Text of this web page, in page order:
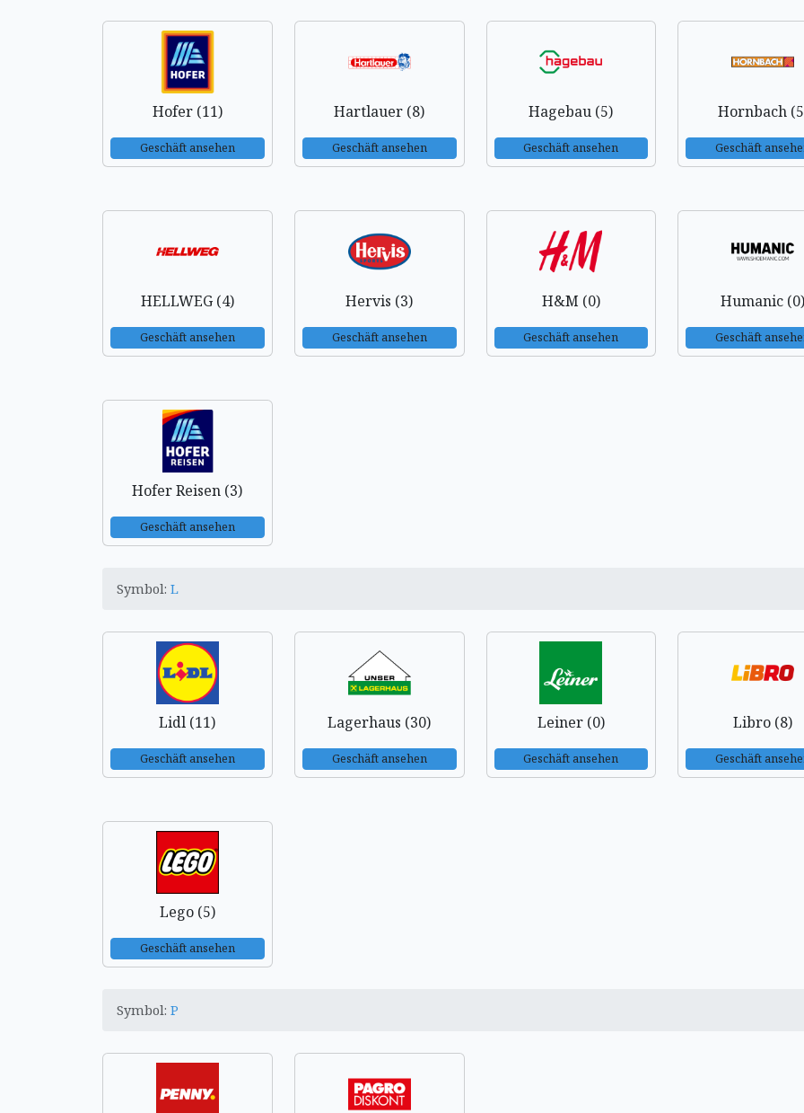
Hofer (11)
Geschäft ansehen
Hartlauer (8)
Geschäft ansehen
Hagebau (5)
Geschäft ansehen
Hornbach
Geschäft
HELLWEG (4)
Geschäft ansehen
Hervis (3)
Geschäft ansehen
H&M (0)
Geschäft ansehen
Humanic
Geschäft
Hofer Reisen (3)
Geschäft ansehen
Symbol: L
Lidl (11)
Geschäft ansehen
Lagerhaus (30)
Geschäft ansehen
Leiner (0)
Geschäft ansehen
Libro (8)
Geschäft
Lego (5)
Geschäft ansehen
Symbol: P